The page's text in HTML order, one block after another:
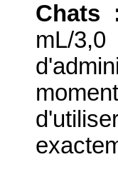
Chats
mL/